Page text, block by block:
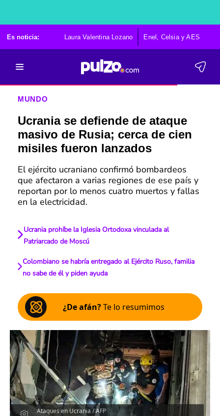
Es noticia: Laura Valentina Lozano Enel, Celsia y AES
MUNDO
Ucrania se defiende de ataque
masivo de Rusia; cerca de cien
misiles fueron lanzados
El ejército ucraniano confirmó bombardeos
que afectaron a varias regiones de ese país y
reportan por lo menos cuatro muertos y fallas
en la electricidad.
Ucrania prohíbe la Iglesia Ortodoxa vinculada al
Patriarcado de Moscú
Colombiano se habría entregado al Ejército Ruso, familia
no sabe de él y piden ayuda
¿De afán?Te lo resumimos
Ataques en Ucrania / AFP